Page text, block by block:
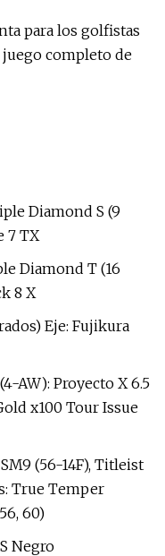
para los golfistas
completo de
Diamond S (9
7 TX
Diamond T (16
8 X
Eje: Fujikura
AW): Proyecto X 6.5
x100 Tour Issue
(56-14F), Titleist
True Temper
60)
Negro